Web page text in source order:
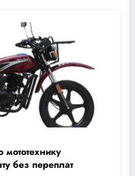
без переплат